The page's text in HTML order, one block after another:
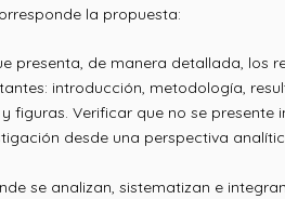
la propuesta:
presenta, de manera detallada, los
introducción, metodología,
Verificar que no se
desde una perspectiva
se analizan, sistematizan e